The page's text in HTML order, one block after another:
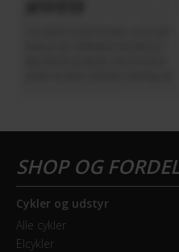
Cykler og udstyr
Alle cykler
Elcykler